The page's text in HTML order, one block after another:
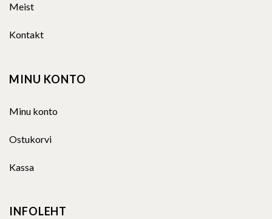
Meist
Kontakt
MINU KONTO
Minu konto
Ostukorvi
Kassa
INFOLEHT